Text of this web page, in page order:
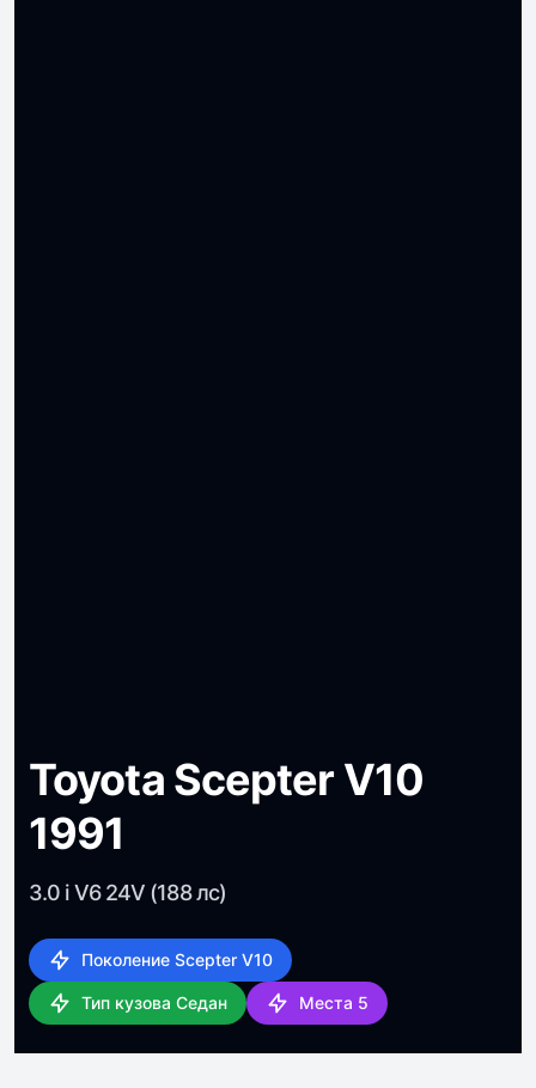
Toyota Scepter V10
1991
3.0 i V6 24V (188 лс)
Поколение Scepter V10
Тип кузова Седан Места 5